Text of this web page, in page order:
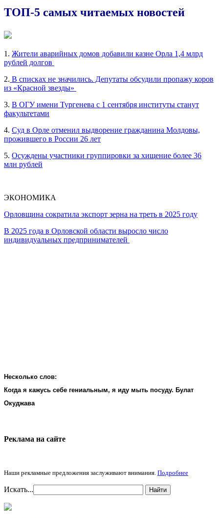
ТОП-5 самых читаемых новостей
1. Жители аварийных домов добавили казне Орла 1,4 млрд
рублей долгов
2. В списках не значились. Депутаты обсудили пропажу коров
из «Красной звезды»
3. В ОГУ имени Тургенева с 1 сентября институты станут
факультетами
4. Суд в Орле отменил выдворение гражданина Молдовы,
прожившего в России 26 лет
5. Осуждены участники группировки за хищение более 36
млн рублей
ЭКОНОМИКА
Орловщина сократила экспорт зерна на треть в 2025 году
В 2025 года в Орловской области выросло число
индивидуальных предпринимателей
Несколько слов:
Когда я кажусь себе гениальным, я иду мыть посуду. Булат
Окуджава
Реклама на cайте
Наши рекламные предложения заслуживают внимания. Подробнее
Искать... Найти